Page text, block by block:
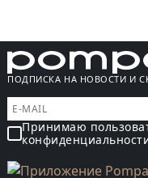
ПОДПИСКА НА НОВОСТИ И
Принимаю